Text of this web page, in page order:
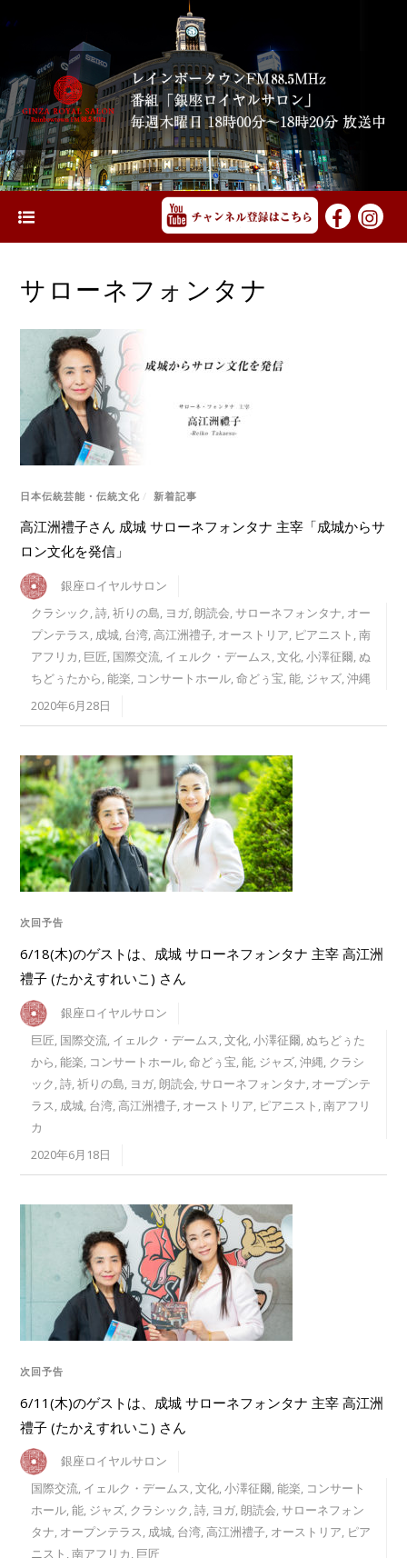
サローネフォンタナ
日本伝統芸能・伝統文化 / 新着記事
高江洲禮子さん 成城 サローネフォンタナ 主宰「成城からサ
ロン文化を発信」
銀座ロイヤルサロン
クラシック,詩,祈りの島, ヨガ,朗読会,サローネフォンタナ, オー
プンテラス, 成城, 台湾,高江洲禮子, オーストリア, ピアニスト ,南
アフリカ, 巨匠, 国際交流, イェルク・デームス,文化,小澤征爾,ぬ
ちどぅたから,能楽, コンサートホール,命どぅ宝,能, ジャズ,沖縄
2020年6月28日
次回予告
6/18(木)のゲストは、成城 サローネフォンタナ 主宰 高江洲
禮子 (たかえすれいこ) さん
銀座ロイヤルサロン
巨匠, 国際交流, イェルク・デームス,文化,小澤征爾,ぬちどぅた
から,能楽, コンサートホール,命どぅ宝,能, ジャズ,沖縄, クラシ
ック,詩,祈りの島, ヨガ,朗読会,サローネフォンタナ, オープンテ
ラス, 成城, 台湾,高江洲禮子, オーストリア, ピアニスト ,南アフリ
カ
2020年6月18日
次回予告
6/11(木)のゲストは、成城 サローネフォンタナ 主宰 高江洲
禮子 (たかえすれいこ) さん
銀座ロイヤルサロン
国際交流, イェルク・デームス,文化,小澤征爾,能楽, コンサート
ホール,能, ジャズ, クラシック,詩, ヨガ,朗読会,サローネフォン
タナ, オープンテラス,成城, 台湾,高江洲禮子, オーストリア, ピア
ニスト ,南アフリカ, 巨匠